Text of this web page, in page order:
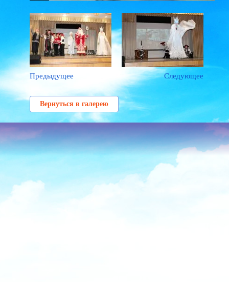
Предыдущее Следующее
Вернуться в галерею